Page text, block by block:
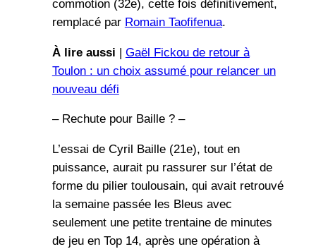
commotion (32e), cette fois définitivement,
remplacé par Romain Taofifenua.
À lire aussi | Gaël Fickou de retour à
Toulon : un choix assumé pour relancer un
nouveau défi
– Rechute pour Baille ? –
L’essai de Cyril Baille (21e), tout en
puissance, aurait pu rassurer sur l’état de
forme du pilier toulousain, qui avait retrouvé
la semaine passée les Bleus avec
seulement une petite trentaine de minutes
de jeu en Top 14, après une opération à